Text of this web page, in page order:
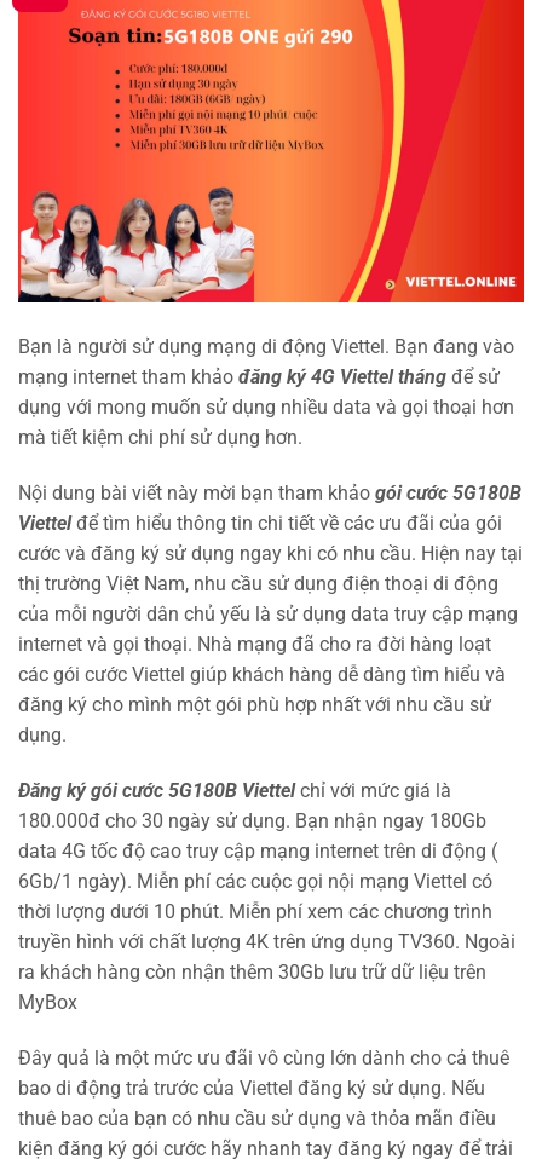
Bạn là người sử dụng mạng di động Viettel. Bạn đang vào
mạng internet tham khảo đăng ký 4G Viettel tháng để sử
dụng với mong muốn sử dụng nhiều data và gọi thoại hơn
mà tiết kiệm chi phí sử dụng hơn.
Nội dung bài viết này mời bạn tham khảo gói cước 5G180B
Viettelđể tìm hiểu thông tin chi tiết về các ưu đãi của gói
cước và đăng ký sử dụng ngay khi có nhu cầu. Hiện nay tại
thị trường Việt Nam, nhu cầu sử dụng điện thoại di động
của mỗi người dân chủ yếu là sử dụng data truy cập mạng
internet và gọi thoại. Nhà mạng đã cho ra đời hàng loạt
các gói cước Viettel giúp khách hàng dễ dàng tìm hiểu và
đăng ký cho mình một gói phù hợp nhất với nhu cầu sử
dụng.
Đăng ký gói cước 5G180B Viettelchỉ với mức giá là
180.000đ cho 30 ngày sử dụng. Bạn nhận ngay 180Gb
data 4G tốc độ cao truy cập mạng internet trên di động (
6Gb/1 ngày). Miễn phí các cuộc gọi nội mạng Viettel có
thời lượng dưới 10 phút. Miễn phí xem các chương trình
truyền hình với chất lượng 4K trên ứng dụng TV360. Ngoài
ra khách hàng còn nhận thêm 30Gb lưu trữ dữ liệu trên
MyBox
Đây quả là một mức ưu đãi vô cùng lớn dành cho cả thuê
bao di động trả trước của Viettel đăng ký sử dụng. Nếu
thuê bao của bạn có nhu cầu sử dụng và thỏa mãn điều
kiện đăng ký gói cước hãy nhanh tay đăng ký ngay để trải